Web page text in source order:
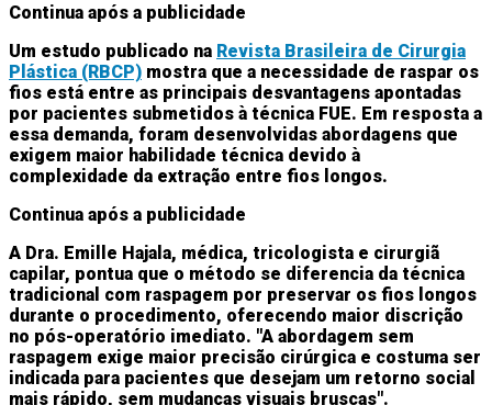
Continua após a publicidade
Um estudo publicado na Revista Brasileira de Cirurgia
Plástica (RBCP) mostra que a necessidade de raspar os
fios está entre as principais desvantagens apontadas
por pacientes submetidos à técnica FUE. Em resposta a
essa demanda, foram desenvolvidas abordagens que
exigem maior habilidade técnica devido à
complexidade da extração entre fios longos.
Continua após a publicidade
A Dra. Emille Hajala, médica, tricologista e cirurgiã
capilar, pontua que o método se diferencia da técnica
tradicional com raspagem por preservar os fios longos
durante o procedimento, oferecendo maior discrição
no pós-operatório imediato. "A abordagem sem
raspagem exige maior precisão cirúrgica e costuma ser
indicada para pacientes que desejam um retorno social
mais rápido, sem mudanças visuais bruscas".